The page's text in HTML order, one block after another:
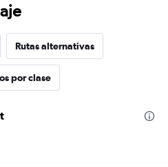
Rutas alternativas
por clase